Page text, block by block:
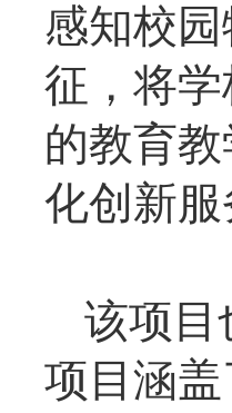
感知校
征，将
的教育
化创新服
该项目
项目涵